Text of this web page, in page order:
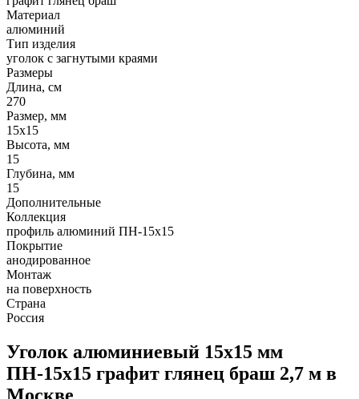
Материал
алюминий
Тип изделия
уголок с загнутыми краями
Размеры
Длина, см
270
Размер, мм
15х15
Высота, мм
15
Глубина, мм
15
Дополнительные
Коллекция
профиль алюминий ПН-15х15
Покрытие
анодированное
Монтаж
на поверхность
Страна
Россия
Уголок алюминиевый 15х15 мм
ПН-15х15 графит глянец браш 2,7 м в